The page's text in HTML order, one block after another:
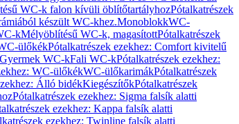
WC-k falon kívüli öblítőtartályhozPótalkatrészek
készült WC-khez.MonoblokkWC-
kMélyöblítésű WC-k, magasítottPótalkatrészek
ülőkékPótalkatrészek ezekhez: Comfort kivitelű
WC-kFali WC-kPótalkatrészek ezekhez:
WC-ülőkékWC-ülőkarimákPótalkatrészek
Álló bidékKiegészítőkPótalkatrészek
Pótalkatrészek ezekhez: Sigma falsík alatti
ezekhez: Kappa falsík alatti
ezekhez: Twinline falsík alatti